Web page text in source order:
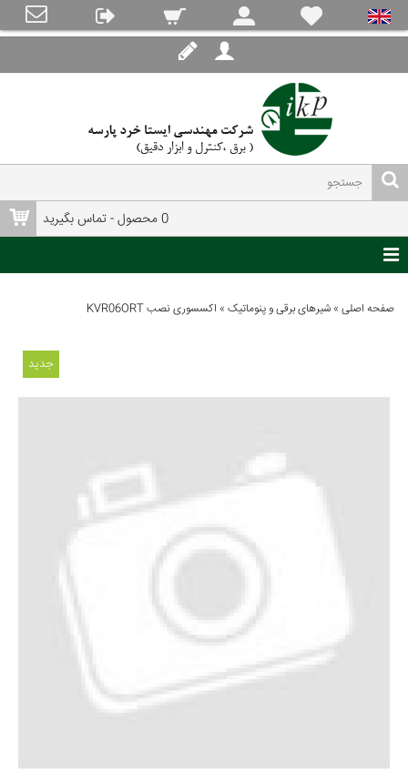
0 محصول - تماس بگیرید
صفحه اصلی » شیرهای برقی و پنوماتیک » اکسسوری نصب KVR06ORT
جدید